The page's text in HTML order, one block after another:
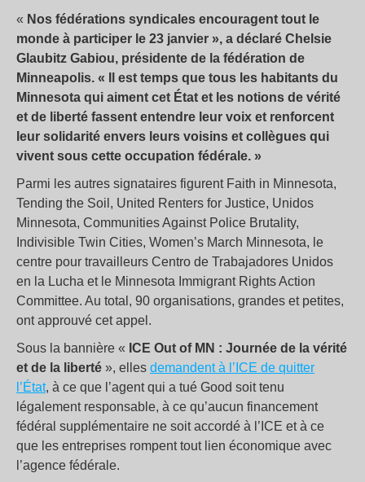
« Nos fédérations syndicales encouragent tout le
monde à participer le 23 janvier », a déclaré Chelsie
Glaubitz Gabiou, présidente de la fédération de
Minneapolis. « Il est temps que tous les habitants du
Minnesota qui aiment cet État et les notions de vérité
et de liberté fassent entendre leur voix et renforcent
leur solidarité envers leurs voisins et collègues qui
vivent sous cette occupation fédérale. »
Parmi les autres signataires figurent Faith in Minnesota,
Tending the Soil, United Renters for Justice, Unidos
Minnesota, Communities Against Police Brutality,
Indivisible Twin Cities, Women’s March Minnesota, le
centre pour travailleurs Centro de Trabajadores Unidos
en la Lucha et le Minnesota Immigrant Rights Action
Committee. Au total, 90 organisations, grandes et petites,
ont approuvé cet appel.
Sous la bannière « ICE Out of MN : Journée de la vérité
et de la liberté », elles demandent à l’ICE de quitter
l’État, à ce que l’agent qui a tué Good soit tenu
légalement responsable, à ce qu’aucun financement
fédéral supplémentaire ne soit accordé à l’ICE et à ce
que les entreprises rompent tout lien économique avec
l’agence fédérale.